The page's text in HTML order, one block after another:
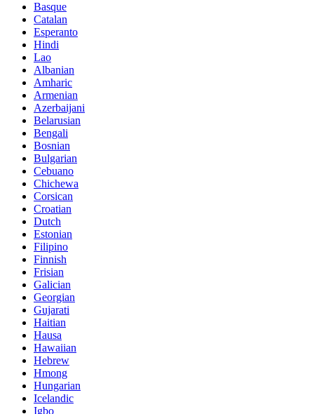
Basque
Catalan
Esperanto
Hindi
Lao
Albanian
Amharic
Armenian
Azerbaijani
Belarusian
Bengali
Bosnian
Bulgarian
Cebuano
Chichewa
Corsican
Croatian
Dutch
Estonian
Filipino
Finnish
Frisian
Galician
Georgian
Gujarati
Haitian
Hausa
Hawaiian
Hebrew
Hmong
Hungarian
Icelandic
Igbo